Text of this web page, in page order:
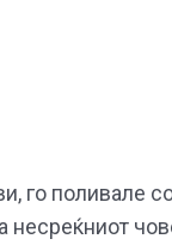
го поливале
несреќниот